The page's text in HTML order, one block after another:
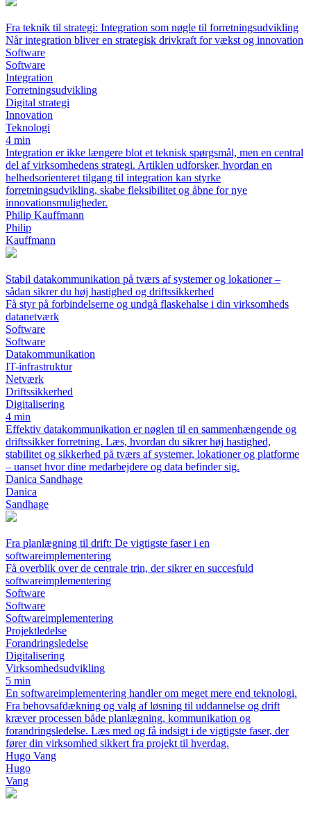
Fra teknik til strategi: Integration som nøgle til forretningsudvikling
Når integration bliver en strategisk drivkraft for vækst og innovation
Software
Software
Integration
Forretningsudvikling
Digital strategi
Innovation
Teknologi
4 min
Integration er ikke længere blot et teknisk spørgsmål, men en central
del af virksomhedens strategi. Artiklen udforsker, hvordan en
helhedsorienteret tilgang til integration kan styrke
forretningsudvikling, skabe fleksibilitet og åbne for nye
innovationsmuligheder.
Philip Kauffmann
Philip
Kauffmann
Stabil datakommunikation på tværs af systemer og lokationer –
sådan sikrer du høj hastighed og driftssikkerhed
Få styr på forbindelserne og undgå flaskehalse i din virksomheds
datanetværk
Software
Software
Datakommunikation
IT-infrastruktur
Netværk
Driftssikkerhed
Digitalisering
4 min
Effektiv datakommunikation er nøglen til en sammenhængende og
driftssikker forretning. Læs, hvordan du sikrer høj hastighed,
stabilitet og sikkerhed på tværs af systemer, lokationer og platforme
– uanset hvor dine medarbejdere og data befinder sig.
Danica Sandhage
Danica
Sandhage
Fra planlægning til drift: De vigtigste faser i en
softwareimplementering
Få overblik over de centrale trin, der sikrer en succesfuld
softwareimplementering
Software
Software
Softwareimplementering
Projektledelse
Forandringsledelse
Digitalisering
Virksomhedsudvikling
5 min
En softwareimplementering handler om meget mere end teknologi.
Fra behovsafdækning og valg af løsning til uddannelse og drift
kræver processen både planlægning, kommunikation og
forandringsledelse. Læs med og få indsigt i de vigtigste faser, der
fører din virksomhed sikkert fra projekt til hverdag.
Hugo Vang
Hugo
Vang